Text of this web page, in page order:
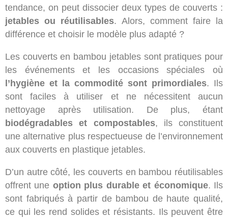
tendance, on peut dissocier deux types de couverts :
jetables ou réutilisables. Alors, comment faire la
différence et choisir le modèle plus adapté ?
Les couverts en bambou jetables sont pratiques pour
les événements et les occasions spéciales où
l’hygiène et la commodité sont primordiales. Ils
sont faciles à utiliser et ne nécessitent aucun
nettoyage après utilisation. De plus, étant
biodégradables et compostables, ils constituent
une alternative plus respectueuse de l’environnement
aux couverts en plastique jetables.
D’un autre côté, les couverts en bambou réutilisables
offrent une option plus durable et économique. Ils
sont fabriqués à partir de bambou de haute qualité,
ce qui les rend solides et résistants. Ils peuvent être